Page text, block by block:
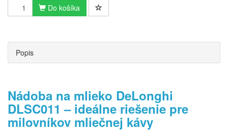
Do košíka
Popis
Nádoba na mlieko DeLonghi
DLSC011 – ideálne riešenie pre
milovníkov mliečnej kávy